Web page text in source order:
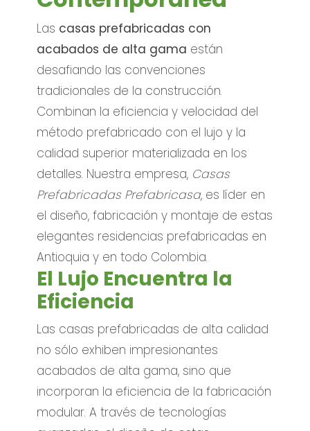
Las casas prefabricadas con
acabados de alta gama están
desafiando las convenciones
tradicionales de la construcción.
Combinan la eficiencia y velocidad del
método prefabricado con el lujo y la
calidad superior materializada en los
detalles. Nuestra empresa, Casas
Prefabricadas Prefabricasa, es líder en
el diseño, fabricación y montaje de estas
elegantes residencias prefabricadas en
Antioquia y en todo Colombia.
El Lujo Encuentra la
Eficiencia
Las casas prefabricadas de alta calidad
no sólo exhiben impresionantes
acabados de alta gama, sino que
incorporan la eficiencia de la fabricación
modular. A través de tecnologías